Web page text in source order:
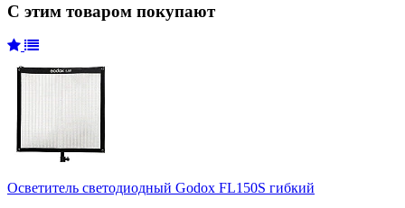
С этим товаром покупают
Осветитель светодиодный Godox FL150S гибкий